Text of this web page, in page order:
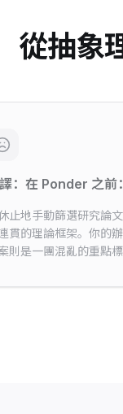
從抽象
：在 Ponder 之前
止地手動篩選研究論
貫的理論框架。你的
則是一團混亂的重點標